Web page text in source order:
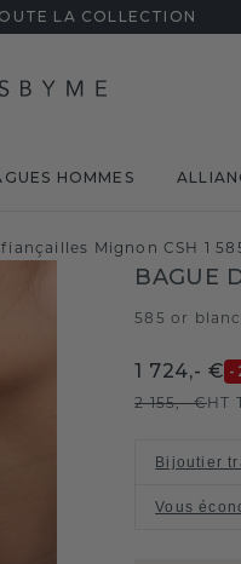
LA COLLECTION
HOMMES
Mignon CSH 1
BAGUE
585 or blanc
1 724,- € -
2 155,- €HT
Bijoutier
Vous